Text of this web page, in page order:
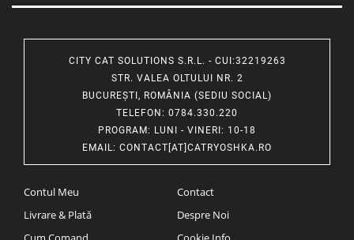
CITY CAT SOLUTIONS S.R.L. - CUI:32219263
STR. VALEA OLTULUI NR. 2
BUCUREȘTI, ROMÂNIA (SEDIU SOCIAL)
TELEFON : 0784.330.220
PROGRAM: LUNI - VINERI: 10-18
EMAIL: CONTACT[AT]CATRYOSHKA.RO
Contul Meu
Livrare & Plată
Contact
Despre Noi